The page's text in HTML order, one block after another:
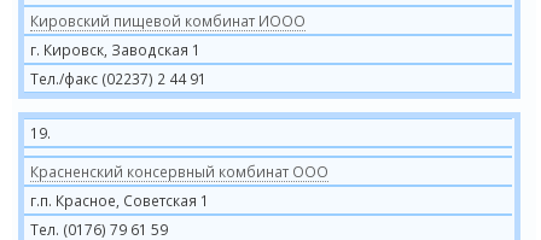
Кировский пищевой комбинат ИООО
г. Кировск, Заводская 1
Тел./факс (02237) 2 44 91
19.
Красненский консервный комбинат ООО
г.п. Красное, Советская 1
Тел. (0176) 79 61 59